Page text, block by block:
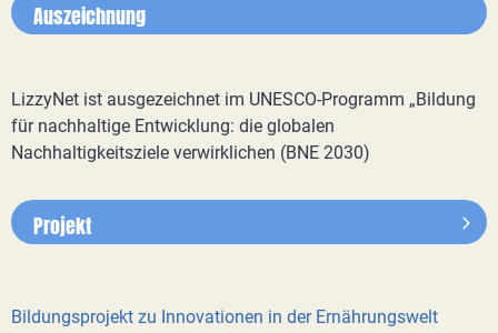
Auszeichnung
LizzyNet ist ausgezeichnet im UNESCO-Programm „Bildung
für nachhaltige Entwicklung: die globalen
Nachhaltigkeitsziele verwirklichen (BNE 2030)
Projekt
Bildungsprojekt zu Innovationen in der Ernährungswelt